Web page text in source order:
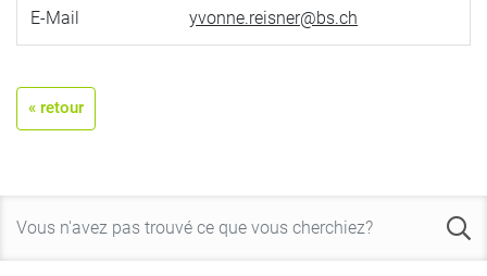
E-Mail yvonne.reisner@bs.ch
« retour